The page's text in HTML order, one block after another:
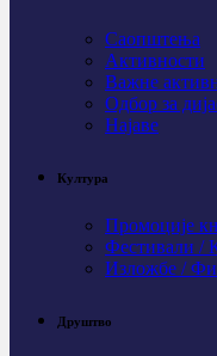
Саопштења
Активности
Важне
Одбор за
Најаве
Култура
Промоције
Фестивали /
Изложбе /
Друштво